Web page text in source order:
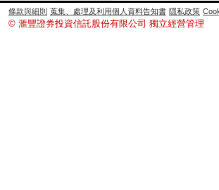
條款與細則 蒐集、處理及利用個人資料告知書 隱私政策
© 滙豐證券投資信託股份有限公司 獨立經營管理